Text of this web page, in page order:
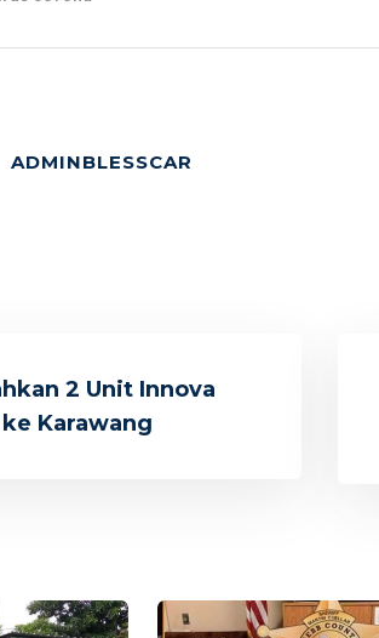
ADMINBLESSCAR
2 Unit Innova
Karawang